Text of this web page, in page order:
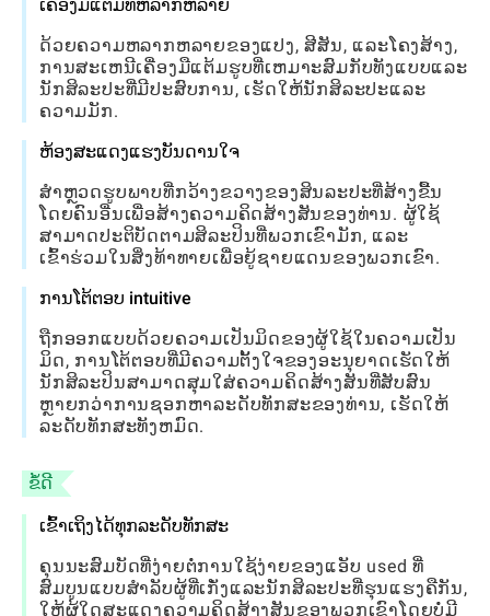
ເຄື່ອງມືແຕ້ມທີ່ຫລາກຫລາຍ
ດ້ວຍຄວາມຫລາກຫລາຍຂອງແປງ, ສີສັນ, ແລະໂຄງສ້າງ,
ການສະເຫນີເຄື່ອງມືແຕ້ມຮູບທີ່ເຫມາະສົມກັບທັງແບບແລະ
ນັກສິລະປະທີ່ມີປະສົບການ, ເຮັດໃຫ້ນັກສິລະປະແລະ
ຄວາມມັກ.
ຫ້ອງສະແດງແຮງບັນດານໃຈ
ສໍາຫຼວດຮູບພາບທີ່ກວ້າງຂວາງຂອງສິນລະປະທີ່ສ້າງຂື້ນ
ໂດຍຄົນອື່ນເພື່ອສ້າງຄວາມຄິດສ້າງສັນຂອງທ່ານ. ຜູ້ໃຊ້
ສາມາດປະຕິບັດຕາມສິລະປິນທີ່ພວກເຂົາມັກ, ແລະ
ເຂົ້າຮ່ວມໃນສິ່ງທ້າທາຍເພື່ອຍູ້ຊາຍແດນຂອງພວກເຂົາ.
ການໂຕ້ຕອບ intuitive
ຖືກອອກແບບດ້ວຍຄວາມເປັນມິດຂອງຜູ້ໃຊ້ໃນຄວາມເປັນ
ມິດ, ການໂຕ້ຕອບທີ່ມີຄວາມຕັ້ງໃຈຂອງອະນຸຍາດເຮັດໃຫ້
ນັກສິລະປິນສາມາດສຸມໃສ່ຄວາມຄິດສ້າງສັນທີ່ສັບສົນ
ຫຼາຍກວ່າການຊອກຫາລະດັບທັກສະຂອງທ່ານ, ເຮັດໃຫ້
ລະດັບທັກສະທັງຫມົດ.
ຂໍ້ດີ
ເຂົ້າເຖິງໄດ້ທຸກລະດັບທັກສະ
ຄຸນນະສົມບັດທີ່ງ່າຍຕໍ່ການໃຊ້ງ່າຍຂອງແອັບ used ທີ່
ສົມບູນແບບສໍາລັບຜູ້ທີ່ເກັ່ງແລະນັກສິລະປະທີ່ຮຸນແຮງຄືກັນ,
ໃຫ້ຜູ້ໃດສະແດງຄວາມຄິດສ້າງສັນຂອງພວກເຂົາໂດຍບໍ່ມີ